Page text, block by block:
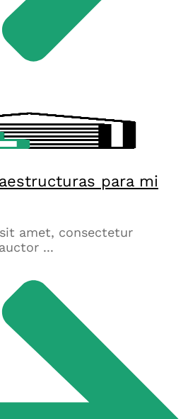
para mi
amet, consectetur
...